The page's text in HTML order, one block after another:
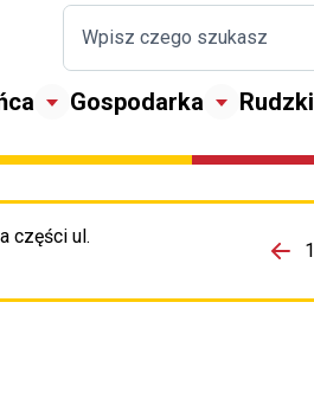
Gospodarka
części ul.
do porzpedniego komunikatu